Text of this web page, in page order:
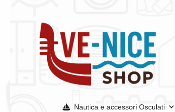
alla
navigazione
contenuto
Nautica e accessori Osculati